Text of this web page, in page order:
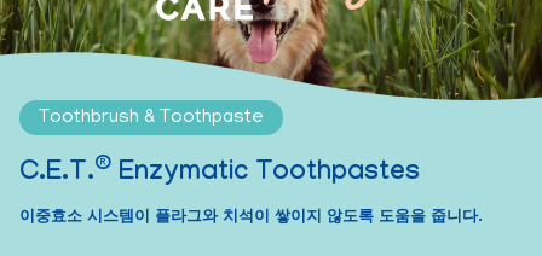
Toothbrush & Toothpaste
C.E.T.® Enzymatic Toothpastes
이중효소 시스템이 플라그와 치석이 쌓이지 않도록 도움을 줍니다.